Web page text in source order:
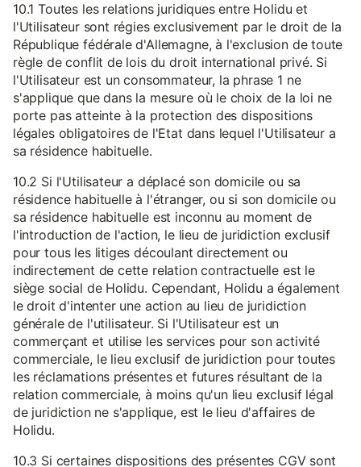
10.1 Toutes les relations juridiques entre Holidu et
l'Utilisateur sont régies exclusivement par le droit de la
République fédérale d'Allemagne, à l'exclusion de toute
règle de conflit de lois du droit international privé. Si
l'Utilisateur est un consommateur, la phrase 1 ne
s'applique que dans la mesure où le choix de la loi ne
porte pas atteinte à la protection des dispositions
légales obligatoires de l'Etat dans lequel l'Utilisateur a
sa résidence habituelle.
10.2 Si l'Utilisateur a déplacé son domicile ou sa
résidence habituelle à l'étranger, ou si son domicile ou
sa résidence habituelle est inconnu au moment de
l'introduction de l'action, le lieu de juridiction exclusif
pour tous les litiges découlant directement ou
indirectement de cette relation contractuelle est le
siège social de Holidu. Cependant, Holidu a également
le droit d'intenter une action au lieu de juridiction
générale de l'utilisateur. Si l'Utilisateur est un
commerçant et utilise les services pour son activité
commerciale, le lieu exclusif de juridiction pour toutes
les réclamations présentes et futures résultant de la
relation commerciale, à moins qu'un lieu exclusif légal
de juridiction ne s'applique, est le lieu d'affaires de
Holidu.
10.3 Si certaines dispositions des présentes CGV sont